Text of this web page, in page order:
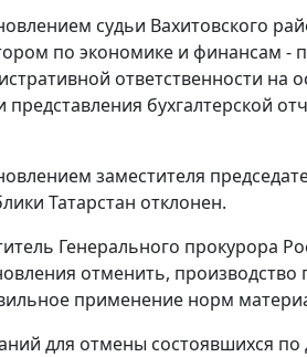
судьи Вахитовского
по экономике и финансам -
ответственности на
представления бухгалтерской
заместителя
Татарстан отклонен.
Генерального прокурора
отменить,
применение норм
для отмены состоявшихся по